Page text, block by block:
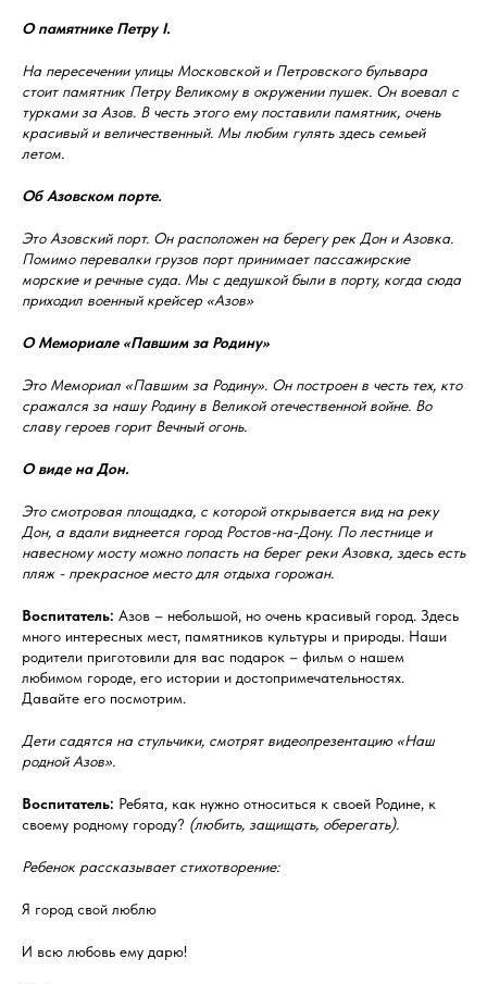
О памятнике Петру I.
На пересечении улицы Московской и Петровского бульвара
стоит памятник Петру Великому в окружении пушек. Он воевал с
турками за Азов. В честь этого ему поставили памятник, очень
красивый и величественный. Мы любим гулять здесь семьей
летом.
Об Азовском порте.
Это Азовский порт. Он расположен на берегу рек Дон и Азовка.
Помимо перевалки грузов порт принимает пассажирские
морские и речные суда. Мы с дедушкой были в порту, когда сюда
приходил военный крейсер «Азов»
О Мемориале «Павшим за Родину»
Это Мемориал «Павшим за Родину». Он построен в честь тех, кто
сражался за нашу Родину в Великой отечественной войне. Во
славу героев горит Вечный огонь.
О виде на Дон.
Это смотровая площадка, с которой открывается вид на реку
Дон, а вдали виднеется город Ростов-на-Дону. По лестнице и
навесному мосту можно попасть на берег реки Азовка, здесь есть
пляж - прекрасное место для отдыха горожан.
Воспитатель: Азов – небольшой, но очень красивый город. Здесь
много интересных мест, памятников культуры и природы. Наши
родители приготовили для вас подарок – фильм о нашем
любимом городе, его истории и достопримечательностях.
Давайте его посмотрим.
Дети садятся на стульчики, смотрят видеопрезентацию «Наш
родной Азов».
Воспитатель: Ребята, как нужно относиться к своей Родине, к
своему родному городу? (любить, защищать, оберегать).
Ребенок рассказывает стихотворение:
Я город свой люблю
И всю любовь ему дарю!